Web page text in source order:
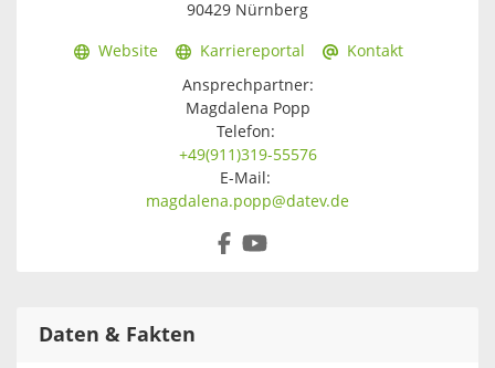
90429 Nürnberg
Website Karriereportal
Kontakt
Ansprechpartner:
Magdalena Popp
Telefon:
+49(911)319-55576
E-Mail:
magdalena.popp@datev.de
Daten & Fakten